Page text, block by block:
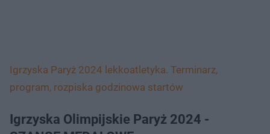
Igrzyska Paryż 2024 lekkoatletyka. Terminarz,
program, rozpiska godzinowa startów
Igrzyska Olimpijskie Paryż 2024 -